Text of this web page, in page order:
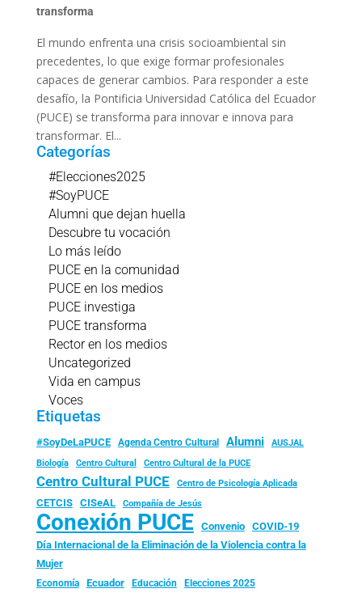
transforma
El mundo enfrenta una crisis socioambiental sin
precedentes, lo que exige formar profesionales
capaces de generar cambios. Para responder a este
desafío, la Pontificia Universidad Católica del Ecuador
(PUCE) se transforma para innovar e innova para
transformar. El...
Categorías
#Elecciones2025
#SoyPUCE
Alumni que dejan huella
Descubre tu vocación
Lo más leído
PUCE en la comunidad
PUCE en los medios
PUCE investiga
PUCE transforma
Rector en los medios
Uncategorized
Vida en campus
Voces
Etiquetas
#SoyDeLaPUCE Agenda Centro Cultural Alumni
AUSJAL
Biología
Centro Cultural Centro Cultural de la PUCE
Centro Cultural PUCE Centro de Psicología Aplicada
CETCIS CISeAL Compañía de Jesús
Conexión PUCE Convenio
COVID-19
Día Internacional de la Eliminación de la Violencia contra la
Mujer
Economía Ecuador Educación Elecciones 2025